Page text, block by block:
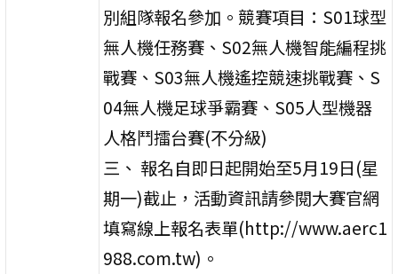
別組隊報名參加。競賽項目：S01球型
無人機任務賽、S02無人機智能編程挑
戰賽、S03無人機遙控競速挑戰賽、S
04無人機足球爭霸賽、S05人型機器
人格鬥擂台賽(不分級)
三、 報名自即日起開始至5月19日(星
期一)截止，活動資訊請參閱大賽官網
填寫線上報名表單(http://www.aerc1
988.com.tw)。